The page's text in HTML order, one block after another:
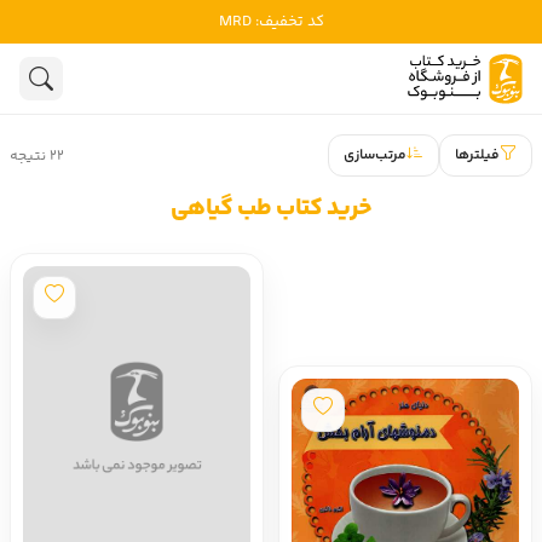
کد تخفیف: MRD
هنوز جستجویی انجام نشده است.
ادبیات
هنر
کودک و نوجوان
علوم اجتماعی
فلسفه
ادبیات فرانسه
ادبیات آمریکای لاتین
ادبیات آلمان
ادبیات ترکیه
ادبیات آسیا
فیلترها مرتب‌سازی ۲۲ نتیجه
خرید کتاب طب گیاهی